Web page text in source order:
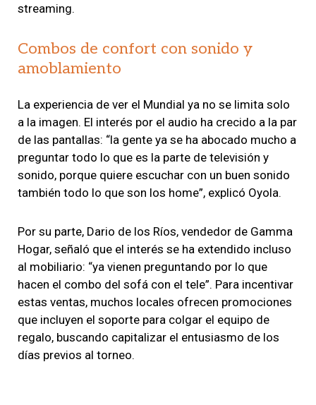
streaming.
Combos de confort con sonido y
amoblamiento
La experiencia de ver el Mundial ya no se limita solo
a la imagen. El interés por el audio ha crecido a la par
de las pantallas: “la gente ya se ha abocado mucho a
preguntar todo lo que es la parte de televisión y
sonido, porque quiere escuchar con un buen sonido
también todo lo que son los home”, explicó Oyola.
Por su parte, Dario de los Ríos, vendedor de Gamma
Hogar, señaló que el interés se ha extendido incluso
al mobiliario: “ya vienen preguntando por lo que
hacen el combo del sofá con el tele”. Para incentivar
estas ventas, muchos locales ofrecen promociones
que incluyen el soporte para colgar el equipo de
regalo, buscando capitalizar el entusiasmo de los
días previos al torneo.